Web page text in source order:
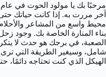
آخر مررت به. إذا كانت حياتك
محيط واسع من المشاعر
بناء المنارة الخاصة بك. وجود
شامل، وسيغير الطريقة التي ترى
الهيكل الذي كنت تحتاجه دائمًا،